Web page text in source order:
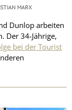
Dunlop arbeiten
Der 34-Jährige,
bei der Tourist
MARX